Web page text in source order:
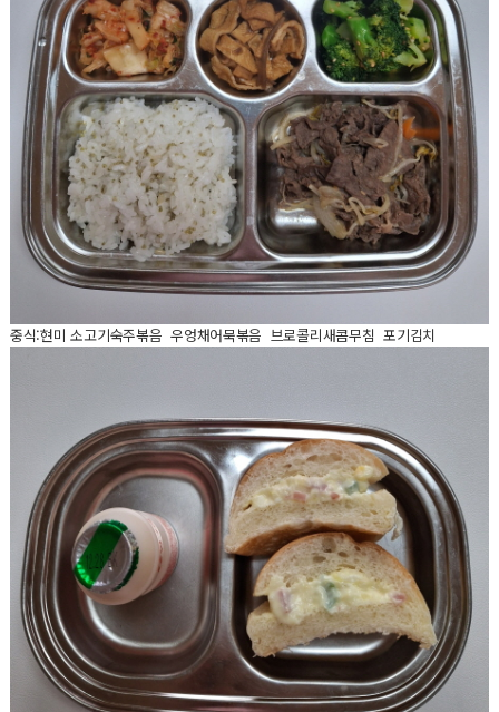
중식:현미 소고기숙주볶음 우엉채어묵볶음 브로콜리새콤무침 포기김치